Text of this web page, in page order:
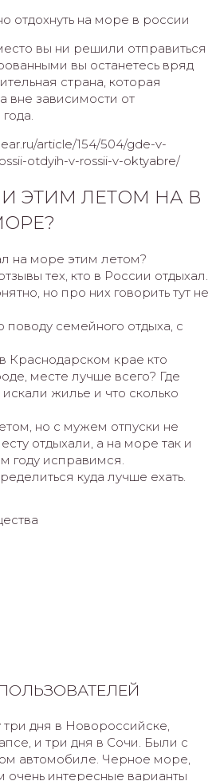
вы ни решили отправиться
вы останетесь вряд
страна, которая
вне зависимости от
article/154/504/gde-v-
otdyih-v-rossii-v-oktyabre/
ЭТИМ ЛЕТОМ НА В
на море этим летом?
тех, кто в России отдыхал.
но про них говорить тут не
семейного отдыха, с
Краснодарском крае кто
месте лучше всего? Где
искали жилье и что сколько
но с мужем отпуски не
отдыхали, а на море так и
году исправимся.
куда лучше ехать.
три дня в Новороссийске,
и три дня в Сочи. Были с
автомобиле. Черное море,
очень интересные варианты